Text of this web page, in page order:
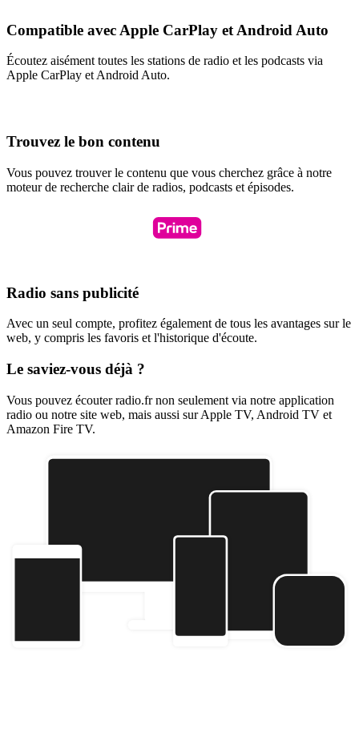
Compatible avec Apple CarPlay et Android Auto
Écoutez aisément toutes les stations de radio et les podcasts via
Apple CarPlay et Android Auto.
Trouvez le bon contenu
Vous pouvez trouver le contenu que vous cherchez grâce à notre
moteur de recherche clair de radios, podcasts et épisodes.
Radio sans publicité
Avec un seul compte, profitez également de tous les avantages sur le
web, y compris les favoris et l'historique d'écoute.
Le saviez-vous déjà ?
Vous pouvez écouter radio.fr non seulement via notre application
radio ou notre site web, mais aussi sur Apple TV, Android TV et
Amazon Fire TV.